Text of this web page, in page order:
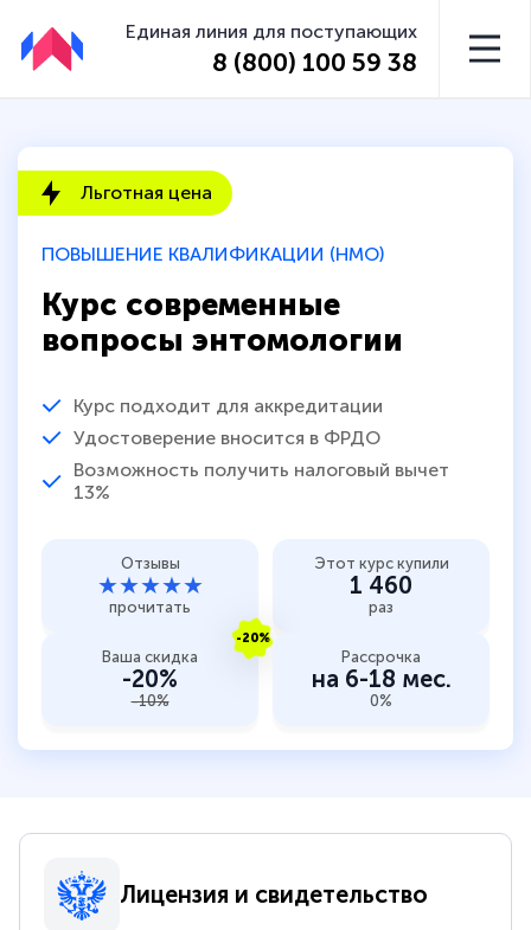
Единая линия для поступающих
8 (800) 100 59 38
ПОВЫШЕНИЕ КВАЛИФИКАЦИИ (НМО)
Курс современные
вопросы энтомологии
Курс подходит для аккредитации
Удостоверение вносится в ФРДО
Возможность получить налоговый вычет
13%
Льготная цена
Отзывы
★★★★★
прочитать
Этот курс купили
1 460
раз
-20%
Ваша скидка
-20%
-10%
Рассрочка
на 6-18 мес.
0%
Лицензия и свидетельство